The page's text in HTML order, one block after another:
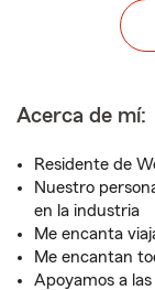
Acerca de mí:
Residente de
Nuestro
en la industria
Me encanta
Me encantan
Apoyamos a